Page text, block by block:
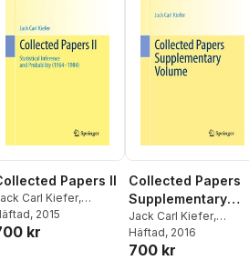
Papers II
Carl Kiefer,
Brown
Olkin
, 2015
kr
Collected Papers
Supplementary
Volume
Jack Carl Kiefer,
Lawrence D. Brown
Ingram Olkin
Häftad, 2016
700 kr